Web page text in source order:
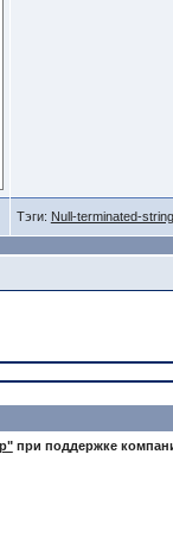
Тэги: Null-terminated-
при поддержке